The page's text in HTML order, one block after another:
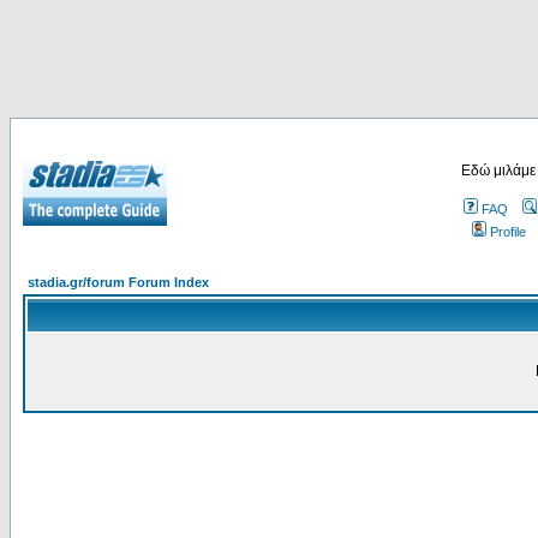
Εδώ
FAQ
Profile
stadia.gr/forum Forum Index